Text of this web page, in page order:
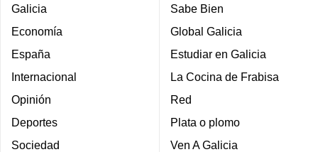
Galicia
Economía
España
Internacional
Opinión
Deportes
Sociedad
Sabe Bien
Global Galicia
Estudiar en Galicia
La Cocina de Frabisa
Red
Plata o plomo
Ven A Galicia